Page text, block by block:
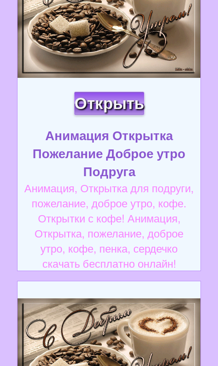
Открыть
Анимация Открытка
Пожелание Доброе утро
Подруга
Анимация, Открытка для подруги,
пожелание, доброе утро, кофе.
Открытки с кофе! Анимация,
Открытка, пожелание, доброе
утро, кофе, пенка, сердечко
скачать бесплатно онлайн!